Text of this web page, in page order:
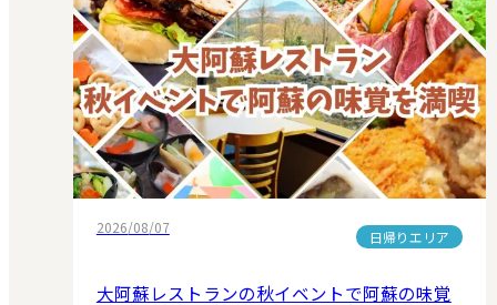
2026/08/07
日帰りエリア
大阿蘇レストランの秋イベントで阿蘇の味覚